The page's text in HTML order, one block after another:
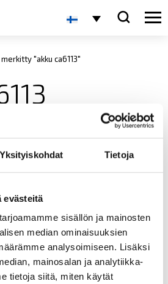
Yksityiskohdat Tietoja
evästeitä
sisällön ja mainosten
median ominaisuuksien
analysoimiseen. Lisäksi
mainosalan ja analytiikka-
tietoja siitä, miten käytät
"akku ca6113"
ja CA6113/16 sekä CA6550/55 -
laitemalleille
sekä Metrix -mittalaitteille.
LUE LISÄÄ